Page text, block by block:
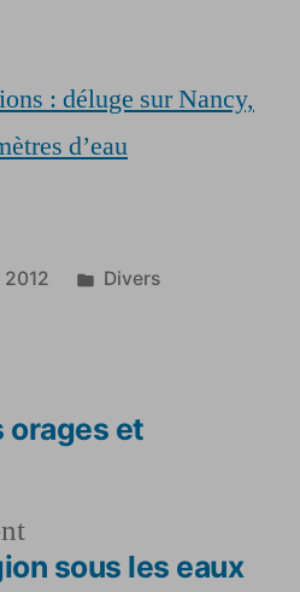
: déluge sur Nancy,
d’eau
2012
Publié
Divers
Article
précédent :
sous les eaux
:
orages et